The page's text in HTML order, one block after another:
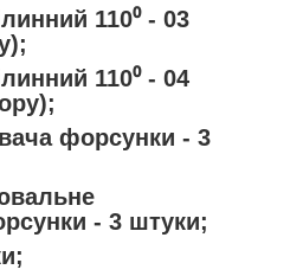
110⁰ - 03
110⁰ - 04
форсунки - 3
- 3 штуки;
;